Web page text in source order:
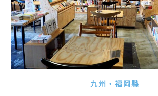
九州・福岡縣